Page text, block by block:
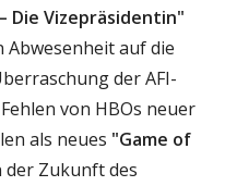
Die Vizepräsidentin"
Abwesenheit auf die
der AFI-
von HBOs neuer
als neues "Game of
Zukunft des